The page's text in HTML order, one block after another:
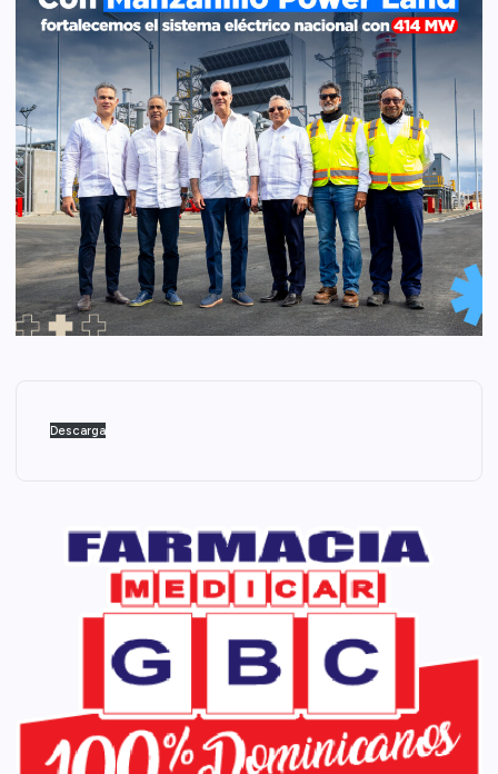
Descarga